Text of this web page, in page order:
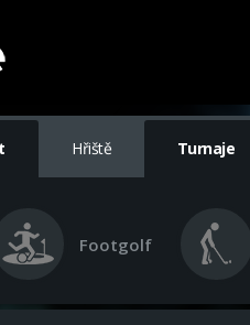
Hřiště Turnaje
Footgolf